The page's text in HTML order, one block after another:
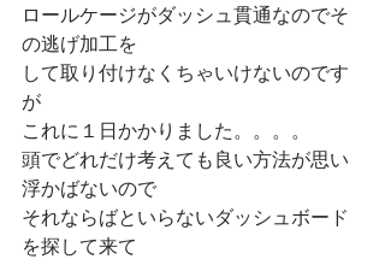
ロールケージがダッシュ貫通なのでそ
の逃げ加工を
して取り付けなくちゃいけないのです
が
これに１日かかりました。。。。
頭でどれだけ考えても良い方法が思い
浮かばないので
それならばといらないダッシュボード
を探して来て